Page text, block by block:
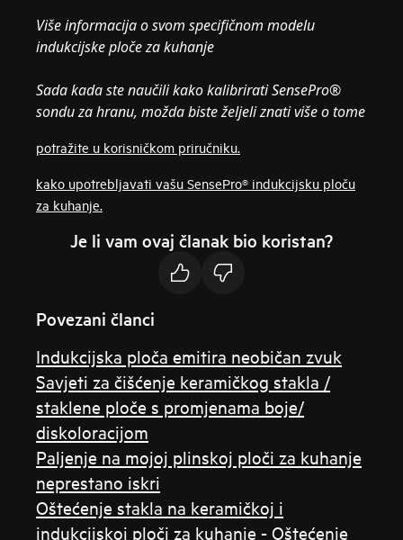
Više informacija o svom specifičnom modelu
indukcijske ploče za kuhanje
Sada kada ste naučili kako kalibrirati SensePro®
sondu za hranu, možda biste željeli znati više o tome
potražite u korisničkom priručniku.
kako upotrebljavati vašu SensePro® indukcijsku ploču
za kuhanje.
Je li vam ovaj članak bio koristan?
Povezani članci
Indukcijska ploča emitira neobičan zvuk
Savjeti za čišćenje keramičkog stakla /
staklene ploče s promjenama boje/
diskoloracijom
Paljenje na mojoj plinskoj ploči za kuhanje
neprestano iskri
Oštećenje stakla na keramičkoj i
indukcijskoj ploči za kuhanje - Oštećenje